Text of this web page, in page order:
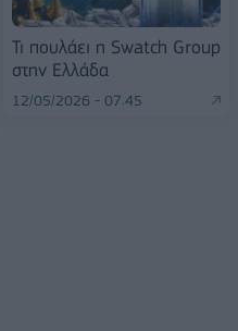
Τι πουλάει η Swatch Group
στην Ελλάδα
12/05/2026 - 07:45